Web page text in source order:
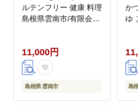
ルテンフリー 健康 料理
島根県雲南市/有限会社
11,000円
島根県 雲南市
か
ゆ
紅
島